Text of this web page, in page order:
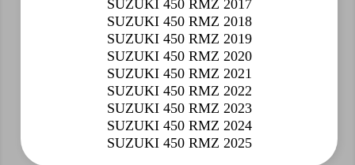
SUZUKI 450 RMZ 2017
SUZUKI 450 RMZ 2018
SUZUKI 450 RMZ 2019
SUZUKI 450 RMZ 2020
SUZUKI 450 RMZ 2021
SUZUKI 450 RMZ 2022
SUZUKI 450 RMZ 2023
SUZUKI 450 RMZ 2024
SUZUKI 450 RMZ 2025